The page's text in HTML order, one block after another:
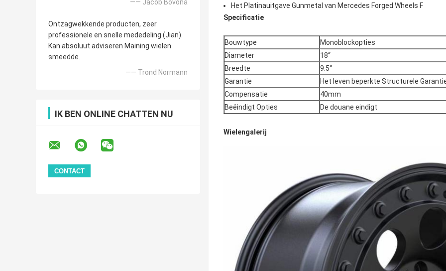
—— Jacob Bovona
Ontzagwekkende producten, zeer
professionele en snelle mededeling (Jian).
Kan absoluut adviseren Maining wielen
smeedde.
—— Trond Normann
IK BEN ONLINE CHATTEN NU
Het Platinauitgave Gunmetal van Mercedes Forged Wheels F
Specificatie
Bouwtype
Monoblockopties
Diameter
18“
Breedte
9.5“
Garantie
Het leven beperkte Structurele
Compensatie
40mm
Beëindigt Opties
De douane eindigt
Wielengalerij